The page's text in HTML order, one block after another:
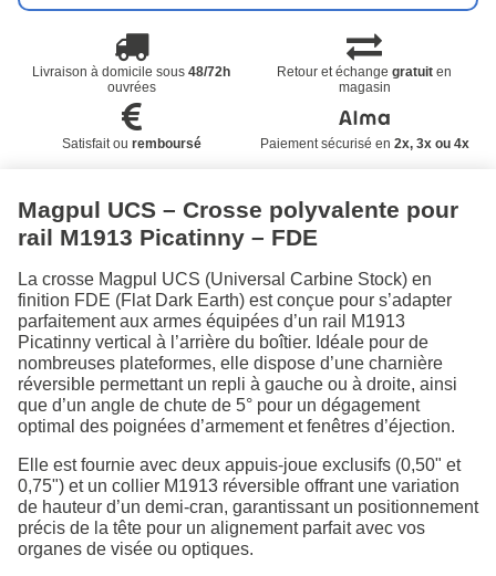
Livraison à domicile sous48/72h
ouvrées
Retour et échangegratuit en
magasin
Satisfait ou remboursé Paiement sécurisé en 2x, 3x ou 4x
Magpul UCS – Crosse polyvalente pour
rail M1913 Picatinny – FDE
La crosse Magpul UCS (Universal Carbine Stock) en
finition FDE (Flat Dark Earth) est conçue pour s’adapter
parfaitement aux armes équipées d’un rail M1913
Picatinny vertical à l’arrière du boîtier. Idéale pour de
nombreuses plateformes, elle dispose d’une charnière
réversible permettant un repli à gauche ou à droite, ainsi
que d’un angle de chute de 5° pour un dégagement
optimal des poignées d’armement et fenêtres d’éjection.
Elle est fournie avec deux appuis-joue exclusifs (0,50" et
0,75") et un collier M1913 réversible offrant une variation
de hauteur d’un demi-cran, garantissant un positionnement
précis de la tête pour un alignement parfait avec vos
organes de visée ou optiques.